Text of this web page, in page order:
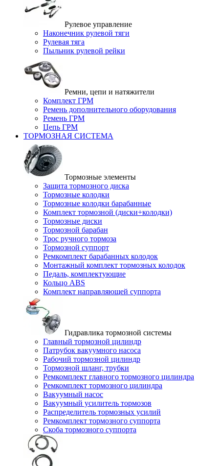
Рулевое управление
Наконечник рулевой тяги
Рулевая тяга
Пыльник рулевой рейки
Ремни, цепи и натяжители
Комплект ГРМ
Ремень дополнительного оборудования
Ремень ГРМ
Цепь ГРМ
ТОРМОЗНАЯ СИСТЕМА
Тормозные элементы
Защита тормозного диска
Тормозные колодки
Тормозные колодки барабанные
Комплект тормозной (диски+колодки)
Тормозные диски
Тормозной барабан
Трос ручного тормоза
Тормозной суппорт
Ремкомплект барабанных колодок
Монтажный комплект тормозных колодок
Педаль, комплектующие
Кольцо ABS
Комплект направляющей суппорта
Гидравлика тормозной системы
Главный тормозной цилиндр
Патрубок вакуумного насоса
Рабочий тормозной цилиндр
Тормозной шланг, трубки
Ремкомплект главного тормозного цилиндра
Ремкомплект тормозного цилиндра
Вакуумный насос
Вакуумный усилитель тормозов
Распределитель тормозных усилий
Ремкомплект тормозного суппорта
Скоба тормозного суппорта